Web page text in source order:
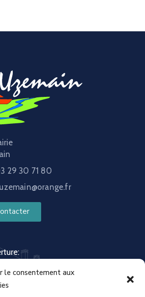
le consentement aux
29 30 71 80
– 12:00 | 14:00 – 17:00